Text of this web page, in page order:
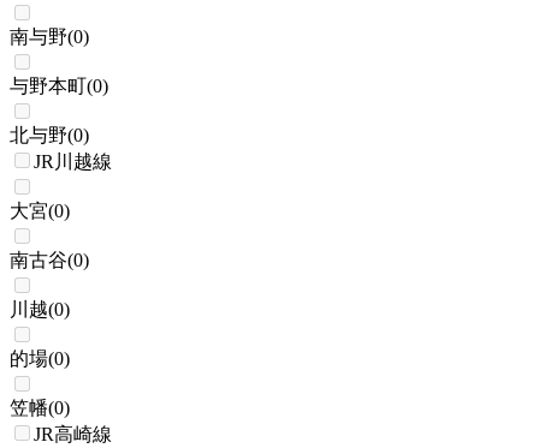
南与野(0)
与野本町(0)
北与野(0)
JR川越線
大宮(0)
南古谷(0)
川越(0)
的場(0)
笠幡(0)
JR高崎線